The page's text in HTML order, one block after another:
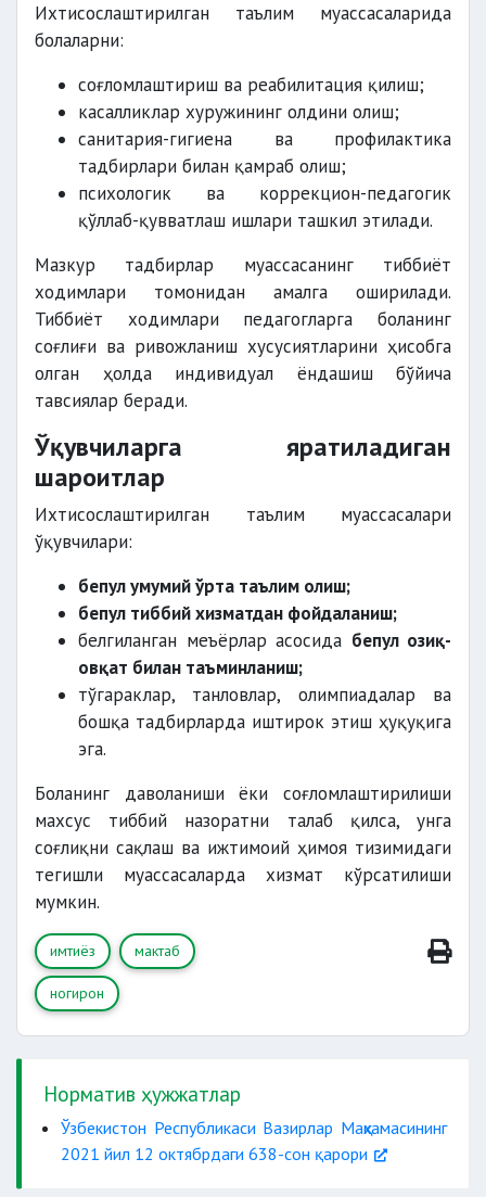
Ихтисослаштирилган таълим муассасаларида
болаларни:
соғломлаштириш ва реабилитация қилиш;
касалликлар хуружининг олдини олиш;
санитария-гигиена ва профилактика
тадбирлари билан қамраб олиш;
психологик ва коррекцион-педагогик
қўллаб-қувватлаш ишлари ташкил этилади.
Мазкур тадбирлар муассасанинг тиббиёт
ходимлари томонидан амалга оширилади.
Тиббиёт ходимлари педагогларга боланинг
соғлиғи ва ривожланиш хусусиятларини ҳисобга
олган ҳолда индивидуал ёндашиш бўйича
тавсиялар беради.
Ўқувчиларга яратиладиган
шароитлар
Ихтисослаштирилган таълим муассасалари
ўқувчилари:
бепул умумий ўрта таълим олиш;
бепул тиббий хизматдан фойдаланиш;
белгиланган меъёрлар асосида бепул озиқ-
овқат билан таъминланиш;
тўгараклар, танловлар, олимпиадалар ва
бошқа тадбирларда иштирок этиш ҳуқуқига
эга.
Боланинг даволаниши ёки соғломлаштирилиши
махсус тиббий назоратни талаб қилса, унга
соғлиқни сақлаш ва ижтимоий ҳимоя тизимидаги
тегишли муассасаларда хизмат кўрсатилиши
мумкин.
имтиёз мактаб
ногирон
Норматив ҳужжатлар
Ўзбекистон Республикаси Вазирлар Маҳкамасининг
2021 йил 12 октябрдаги 638-сон қарори